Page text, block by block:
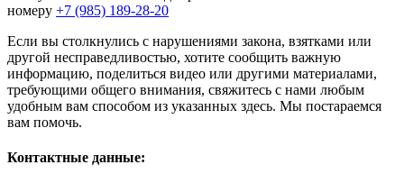
номеру +7 (985) 189-28-20
Если вы столкнулись с нарушениями закона, взятками или
другой несправедливостью, хотите сообщить важную
информацию, поделиться видео или другими материалами,
требующими общего внимания, свяжитесь с нами любым
удобным вам способом из указанных здесь. Мы постараемся
вам помочь.
Контактные данные: